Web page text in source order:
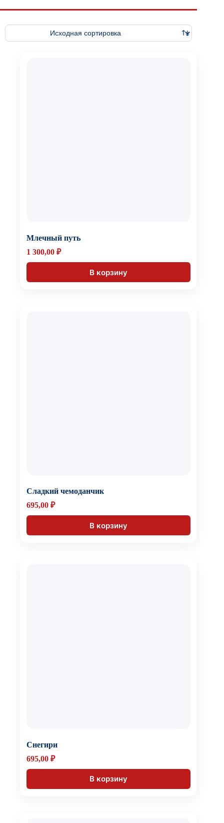
Млечный путь
1 300,00 ₽
В корзину
Сладкий чемоданчик
695,00 ₽
В корзину
Снегири
695,00 ₽
В корзину